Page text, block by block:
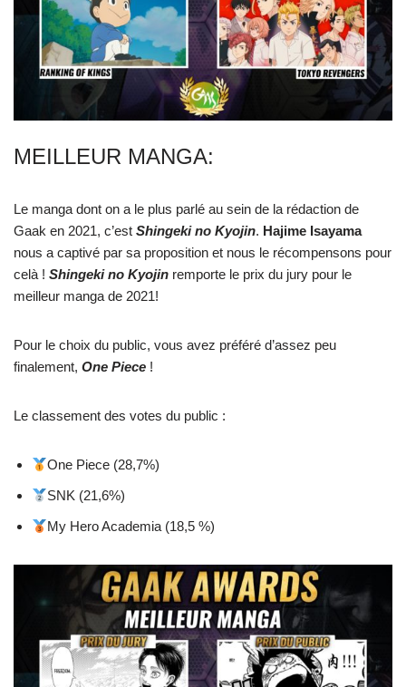
MEILLEUR MANGA:
Le manga dont on a le plus parlé au sein de la rédaction de
Gaak en 2021, c’est Shingeki no Kyojin. Hajime Isayama
nous a captivé par sa proposition et nous le récompensons pour
celà ! Shingeki no Kyojin remporte le prix du jury pour le
meilleur manga de 2021!
Pour le choix du public, vous avez préféré d’assez peu
finalement, One Piece !
Le classement des votes du public :
One Piece (28,7%)
SNK (21,6%)
My Hero Academia (18,5 %)